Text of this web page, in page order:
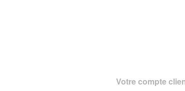
Votre compte